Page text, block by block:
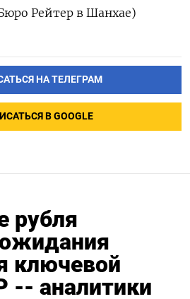
Рейтер в Шанхае)
НА ТЕЛЕГРАМ
В GOOGLE
рубля
ключевой
-- аналитики